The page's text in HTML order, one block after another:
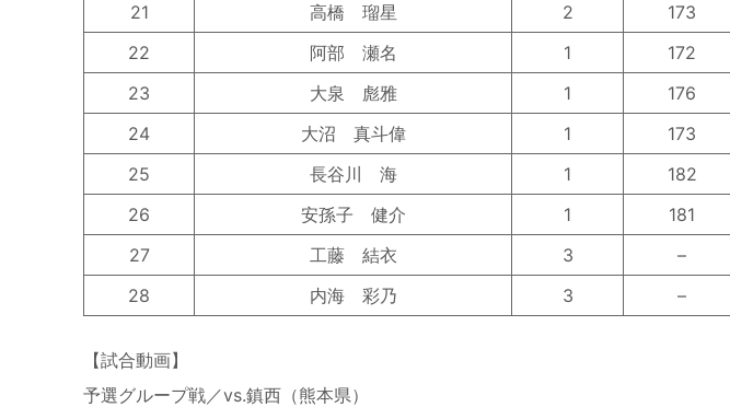
21
高橋 瑠星 2 173
22
阿部 瀬名 1 172
23
大泉 彪雅 1 176
24
大沼 真斗偉 1 173
25
長谷川 海 1 182
26
安孫子 健介 1 181
27
工藤 結衣 3 –
28
内海 彩乃 3 –
【試合動画】
予選グループ戦／vs.鎮西（熊本県）